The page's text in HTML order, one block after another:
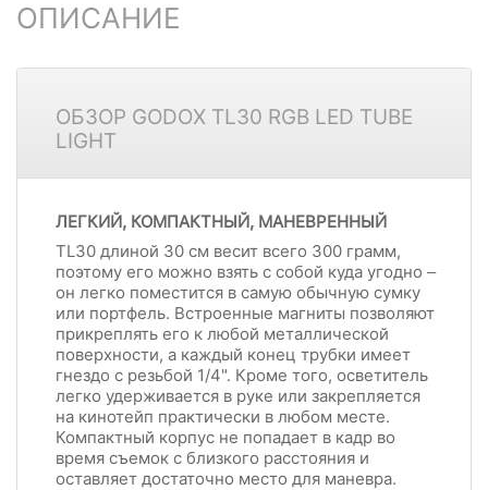
ОПИСАНИЕ
ОБЗОР GODOX TL30 RGB LED TUBE
LIGHT
ЛЕГКИЙ, КОМПАКТНЫЙ, МАНЕВРЕННЫЙ
TL30 длиной 30 см весит всего 300 грамм,
поэтому его можно взять с собой куда угодно –
он легко поместится в самую обычную сумку
или портфель. Встроенные магниты позволяют
прикреплять его к любой металлической
поверхности, а каждый конец трубки имеет
гнездо с резьбой 1/4". Кроме того, осветитель
легко удерживается в руке или закрепляется
на кинотейп практически в любом месте.
Компактный корпус не попадает в кадр во
время съемок с близкого расстояния и
оставляет достаточно место для маневра.